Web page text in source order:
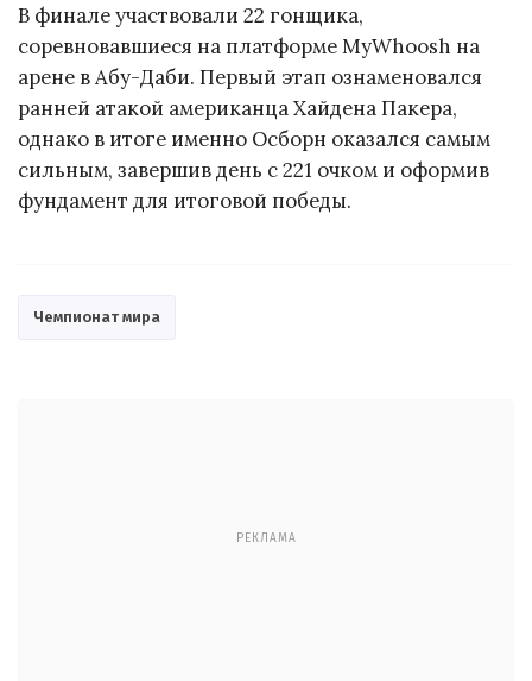
В финале участвовали 22 гонщика,
соревновавшиеся на платформе MyWhoosh на
арене в Абу-Даби. Первый этап ознаменовался
ранней атакой американца Хайдена Пакера,
однако в итоге именно Осборн оказался самым
сильным, завершив день с 221 очком и оформив
фундамент для итоговой победы.
Чемпионат мира
РЕКЛАМА